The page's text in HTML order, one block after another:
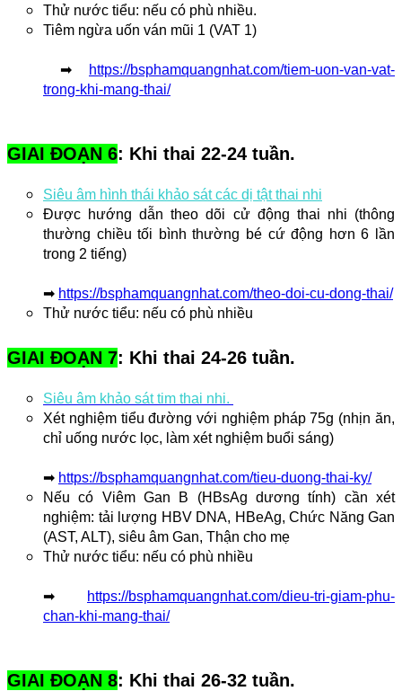
Thử nước tiểu: nếu có phù nhiều.
Tiêm ngừa uốn ván mũi 1 (VAT 1)
➡
https://bsphamquangnhat.com/tiem-uon-van-vat-
trong-khi-mang-thai/
GIAI ĐOẠN 6: Khi thai 22-24 tuần.
Siêu âm hình thái khảo sát các dị tật thai nhi
Được hướng dẫn theo dõi cử động thai nhi (thông
thường chiều tối bình thường bé cứ động hơn 6 lần
trong 2 tiếng)
➡ https://bsphamquangnhat.com/theo-doi-cu-dong-thai/
Thử nước tiểu: nếu có phù nhiều
GIAI ĐOẠN 7: Khi thai 24-26 tuần.
Siêu âm khảo sát tim thai nhi.
Xét nghiệm tiểu đường với nghiệm pháp 75g (nhịn ăn,
chỉ uống nước lọc, làm xét nghiệm buổi sáng)
➡ https://bsphamquangnhat.com/tieu-duong-thai-ky/
Nếu có Viêm Gan B (HBsAg dương tính) cần xét
nghiệm: tải lượng HBV DNA, HBeAg, Chức Năng Gan
(AST, ALT), siêu âm Gan, Thận cho mẹ
Thử nước tiểu: nếu có phù nhiều
➡
https://bsphamquangnhat.com/dieu-tri-giam-phu-
chan-khi-mang-thai/
GIAI ĐOẠN 8: Khi thai 26-32 tuần.